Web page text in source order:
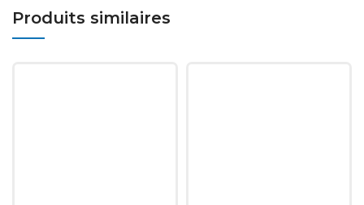
Produits similaires